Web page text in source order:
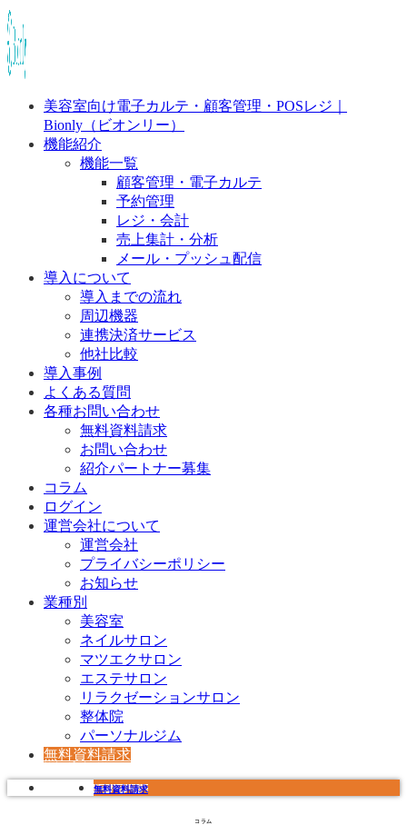
美容室向け電子カルテ・顧客管理・POSレジ｜
Bionly（ビオンリー）
機能紹介
機能一覧
顧客管理・電子カルテ
予約管理
レジ・会計
売上集計・分析
メール・プッシュ配信
導入について
導入までの流れ
周辺機器
連携決済サービス
他社比較
導入事例
よくある質問
各種お問い合わせ
無料資料請求
お問い合わせ
紹介パートナー募集
コラム
ログイン
運営会社について
運営会社
プライバシーポリシー
お知らせ
業種別
美容室
ネイルサロン
マツエクサロン
エステサロン
リラクゼーションサロン
整体院
パーソナルジム
無料資料請求
無料資料請求
コラム